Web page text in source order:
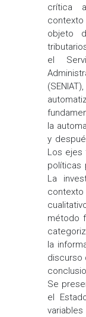
crítica
contexto
objeto
el
la
y
Los ejes
políticas
La
método
la
discurso
Se
el